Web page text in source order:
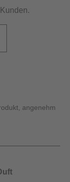
5 Sternen
angenehm
5 Sternen